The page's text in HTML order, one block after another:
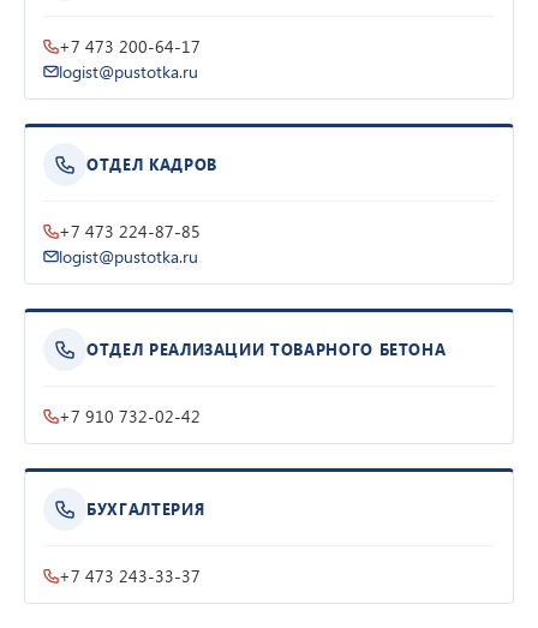
+7 473 200-64-17
logist@pustotka.ru
ОТДЕЛ КАДРОВ
+7 473 224-87-85
logist@pustotka.ru
ОТДЕЛ РЕАЛИЗАЦИИ ТОВАРНОГО БЕТОНА
+7 910 732-02-42
БУХГАЛТЕРИЯ
+7 473 243-33-37